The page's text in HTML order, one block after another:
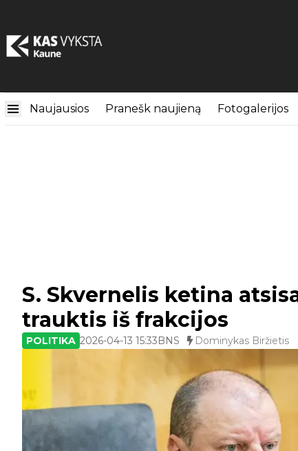
Naujausios Pranešk naujieną Fotogalerijos
S. Skvernelis ketina
trauktis iš frakcijos
POLITIKA 2026-04-13 15:33BNS Dominykas Biržietis